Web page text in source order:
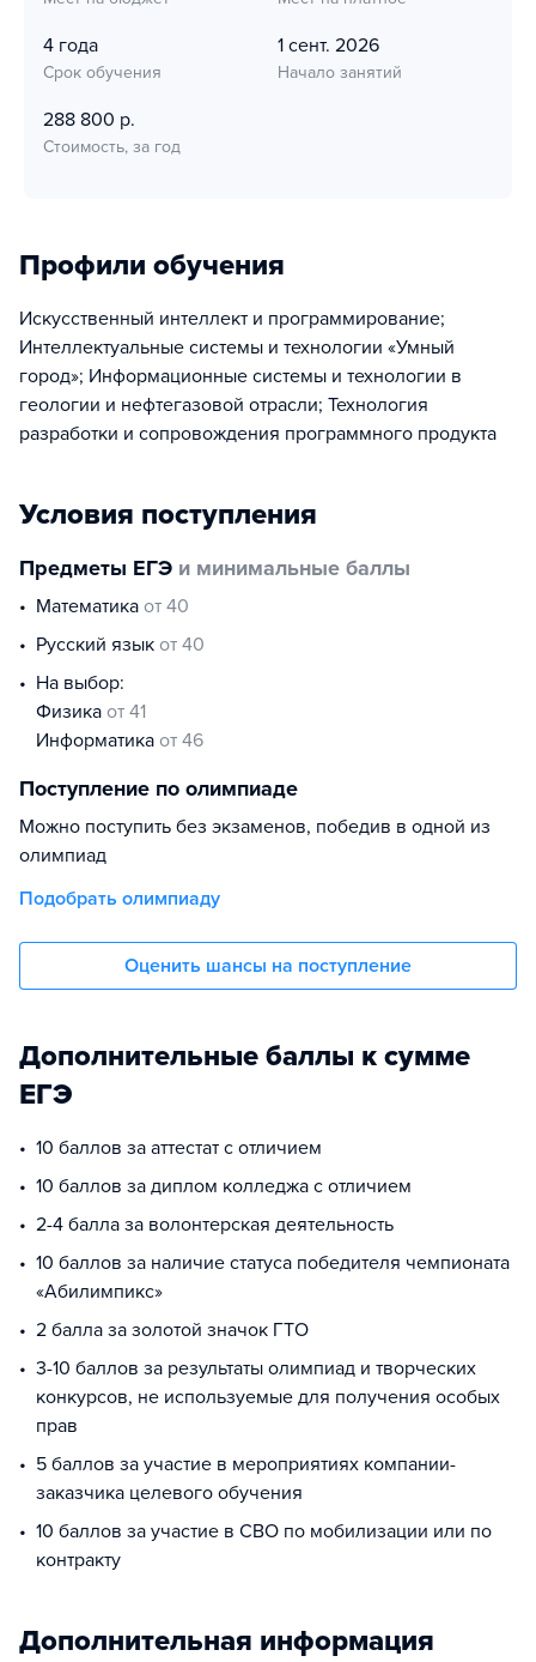
4 года
Срок обучения
1 сент. 2026
Начало занятий
288 800 р.
Стоимость, за год
Профили обучения
Искусственный интеллект и программирование;
Интеллектуальные системы и технологии «Умный
город»; Информационные системы и технологии в
геологии и нефтегазовой отрасли; Технология
разработки и сопровождения программного продукта
Условия поступления
Предметы ЕГЭ и минимальные баллы
математика от 40
русский язык от 40
На выбор:
физика от 41
информатика от 46
Поступление по олимпиаде
Можно поступить без экзаменов, победив в одной из
олимпиад
Подобрать олимпиаду
Оценить шансы на поступление
Дополнительные баллы к сумме
ЕГЭ
10 баллов за аттестат с отличием
10 баллов за диплом колледжа с отличием
2-4 балла за волонтерская деятельность
10 баллов за наличие статуса победителя чемпионата
«Абилимпикс»
2 балла за золотой значок ГТО
3-10 баллов за результаты олимпиад и творческих
конкурсов, не используемые для получения особых
прав
5 баллов за участие в мероприятиях компании-
заказчика целевого обучения
10 баллов за участие в СВО по мобилизации или по
контракту
Дополнительная информация